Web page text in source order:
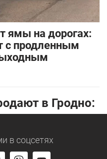
ямы на дорогах:
с продленным
в Гродно:
в соцсетях